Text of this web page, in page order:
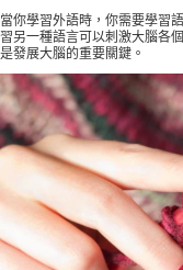
當你學習外語時，你需要學習
習另一種語言可以刺激大腦各
是發展大腦的重要關鍵。